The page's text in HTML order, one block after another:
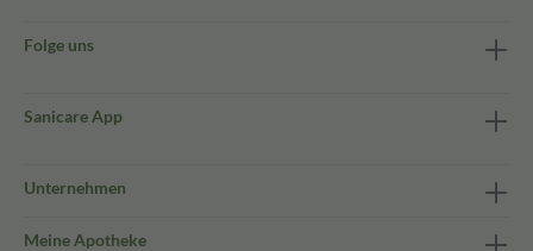
Folge uns
Sanicare App
Unternehmen
Meine Apotheke